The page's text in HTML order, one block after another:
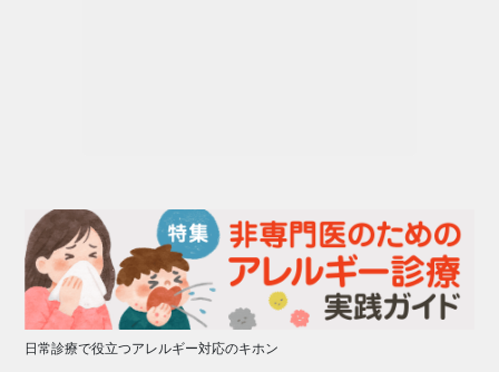
日常診療で役立つアレルギー対応のキホン